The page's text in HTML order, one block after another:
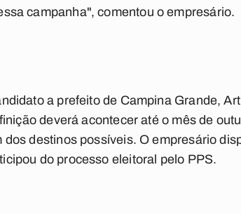
campanha", comentou o empresário.
a prefeito de Campina Grande,
deverá acontecer até o mês de
destinos possíveis. O empresário
do processo eleitoral pelo PPS.